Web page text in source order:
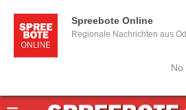
Spreebote Online
Regionale Nachrichten aus
No